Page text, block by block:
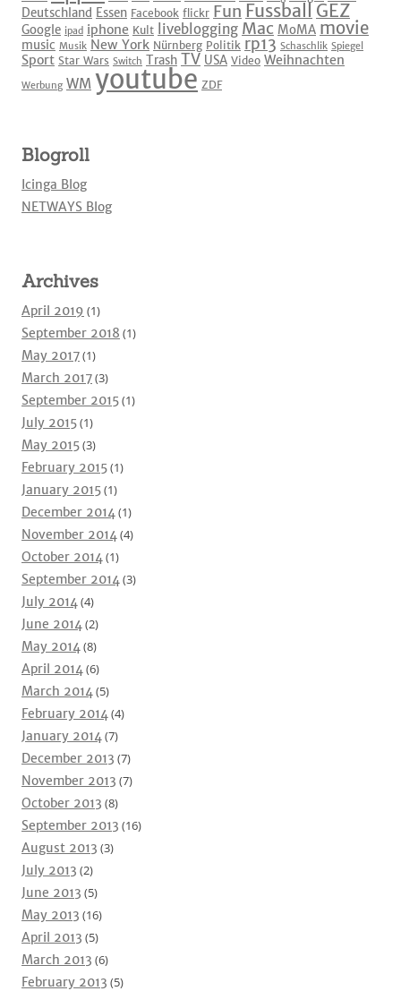
Deutschland Essen Facebook flickr Fun Fussball GEZ
Google ipad iphone Kult liveblogging Mac MoMA movie
music Musik New York Nürnberg Politik rp13 Schaschlik Spiegel
Sport Star Wars Switch Trash TV USA Video Weihnachten
Werbung WM youtube ZDF
Blogroll
Icinga Blog
NETWAYS Blog
Archives
April 2019 (1)
September 2018 (1)
May 2017(1)
March 2017(3)
September 2015(1)
July 2015(1)
May 2015(3)
February 2015(1)
January 2015(1)
December 2014 (1)
November 2014 (4)
October 2014 (1)
September 2014 (3)
July 2014 (4)
June 2014 (2)
May 2014 (8)
April 2014 (6)
March 2014 (5)
February 2014 (4)
January 2014 (7)
December 2013 (7)
November 2013 (7)
October 2013 (8)
September 2013 (16)
August 2013 (3)
July 2013 (2)
June 2013 (5)
May 2013 (16)
April 2013 (5)
March 2013 (6)
February 2013 (5)